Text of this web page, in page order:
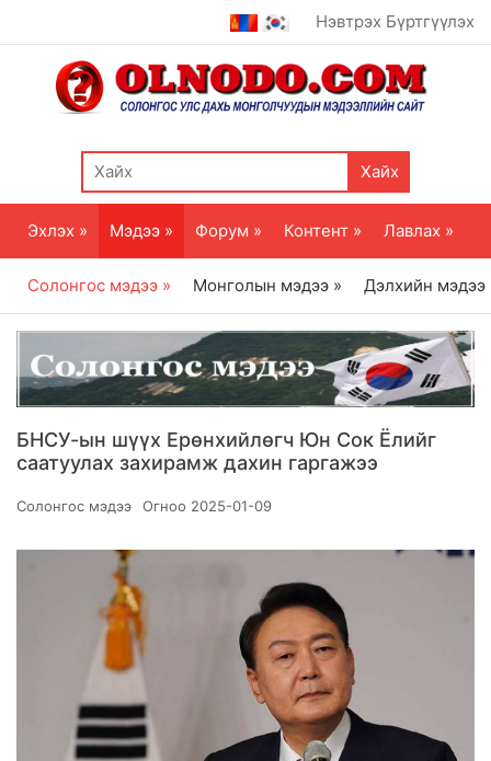
Нэвтрэх Бүртгүүлэх
Хайх
Эхлэх » Мэдээ » Форум » Контент » Лавлах »
Солонгос мэдээ » Монголын мэдээ » Дэлхийн мэдээ
БНСУ-ын шүүх Ерөнхийлөгч Юн Сок Ёлийг
саатуулах захирамж дахин гаргажээ
Солонгос мэдээ Огноо 2025-01-09